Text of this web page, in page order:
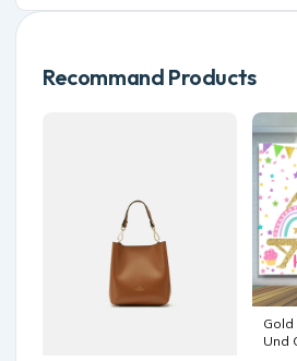
Recommand Products
Gold
Und